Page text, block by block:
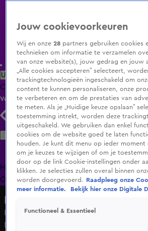
Uitzending Gemist Populaire programma's Zenders
ClipsFilmsRadioSmart TV inlogShop
Volg KIJK
Zoeken
HomeUitzending Gemist Programma's
OranjezomerLivestreamsShop
Fietser overleden en een ander
Dieren
Jouw cookievoorkeuren
Wij en onze28 partners gebruiken cookies
technieken om informatie te verzamelen
van onze website(s), jouw gedrag en jouw
„Alle cookies accepteren” selecteert,
trackingtechnologieën ingeschakeld om
content te kunnen personaliseren, onze
te verbeteren en om de prestaties van
te meten. Als je „Huidige keuze opslaan”
toestemming intrekt, worden deze
uitgeschakeld. We gebruiken dan enkel
cookies om de website goed te laten
houden. Je kunt dit menu op ieder moment
om je keuzes te wijzigen of om je
door op de link Cookie-instellingen onder
klikken. Je selecties zullen overal binnen
worden doorgevoerd.
Raadpleeg onze
meer informatie.
Bekijk hier onze Digitale
Functioneel & Essentieel